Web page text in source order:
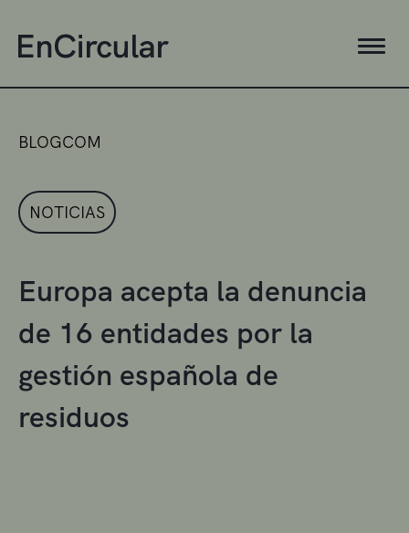
BLOGCOM
NOTICIAS
Europa acepta la denuncia
de 16 entidades por la
gestión española de
residuos